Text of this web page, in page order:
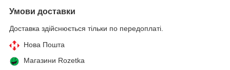
Умови доставки
Доставка здійснюється тільки по передоплаті.
Нова Пошта
Магазини Rozetka